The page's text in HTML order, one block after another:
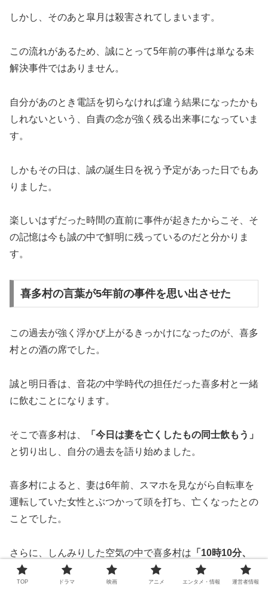
しかし、そのあと皐月は殺害されてしまいます。
この流れがあるため、誠にとって5年前の事件は単なる未
解決事件ではありません。
自分があのとき電話を切らなければ違う結果になったかも
しれないという、自責の念が強く残る出来事になっていま
す。
しかもその日は、誠の誕生日を祝う予定があった日でもあ
りました。
楽しいはずだった時間の直前に事件が起きたからこそ、そ
の記憶は今も誠の中で鮮明に残っているのだと分かりま
す。
喜多村の言葉が5年前の事件を思い出させた
この過去が強く浮かび上がるきっかけになったのが、喜多
村との酒の席でした。
誠と明日香は、音花の中学時代の担任だった喜多村と一緒
に飲むことになります。
そこで喜多村は、
「今日は妻を亡くしたもの同士飲もう」
と切り出し、自分の過去を語り始めました。
喜多村によると、妻は6年前、スマホを見ながら自転車を
運転していた女性とぶつかって頭を打ち、亡くなったとの
ことでした。
さらに、しんみりした空気の中で喜多村は 「10時10分、
あの日 僕たちもお祝いする予定でした。事故に遭って…
もう…。」
と話します。
TOP ドラマ 映画 アニメ エンタメ・情報 運営者情報